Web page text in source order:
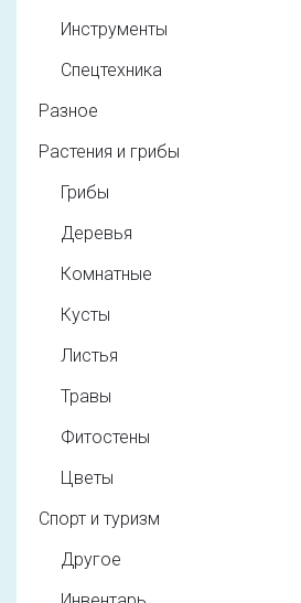
Инструменты
Спецтехника
Разное
Растения и грибы
Грибы
Деревья
Комнатные
Кусты
Листья
Травы
Фитостены
Цветы
Спорт и туризм
Другое